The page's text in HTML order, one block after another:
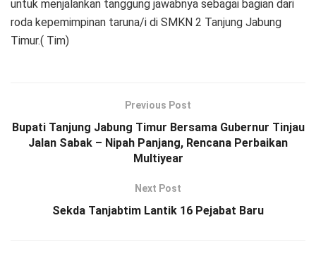
untuk menjalankan tanggung jawabnya sebagai bagian dari
roda kepemimpinan taruna/i di SMKN 2 Tanjung Jabung
Timur.( Tim)
Previous Post
Bupati Tanjung Jabung Timur Bersama Gubernur Tinjau
Jalan Sabak – Nipah Panjang, Rencana Perbaikan
Multiyear
Next Post
Sekda Tanjabtim Lantik 16 Pejabat Baru